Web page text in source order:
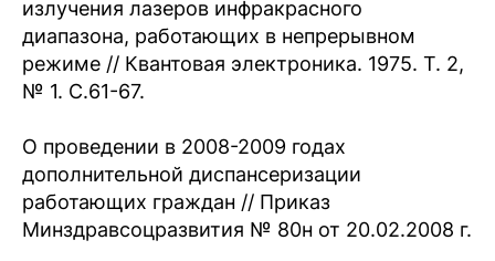
излучения лазеров инфракрасного
диапазона, работающих в непрерывном
режиме // Квантовая электроника. 1975. Т. 2,
№ 1. С.61-67.
О проведении в 2008-2009 годах
дополнительной диспансеризации
работающих граждан // Приказ
Минздравсоцразвития № 80н от 20.02.2008 г.